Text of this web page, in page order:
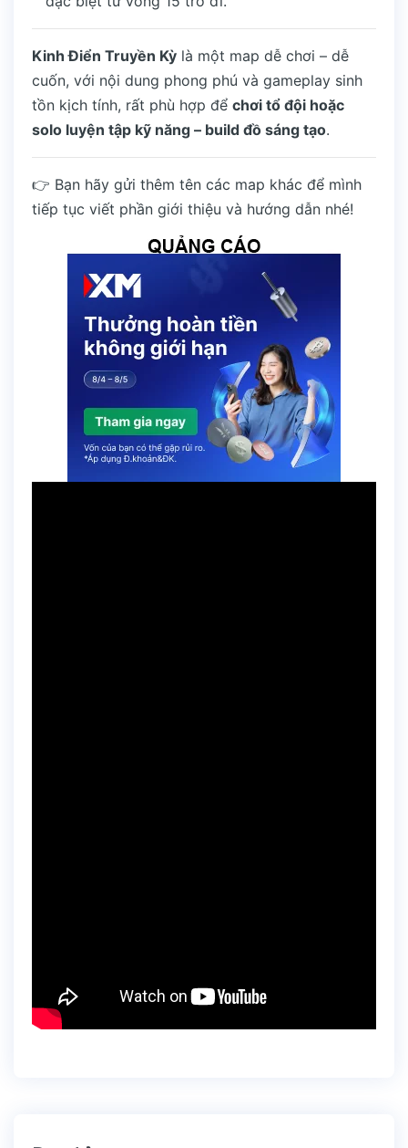
Kinh Điển Truyền Kỳ là một map dễ chơi – dễ
cuốn, với nội dung phong phú và gameplay sinh
tồn kịch tính, rất phù hợp để chơi tổ đội hoặc
solo luyện tập kỹ năng – build đồ sáng tạo.
👉 Bạn hãy gửi thêm tên các map khác để mình
tiếp tục viết phần giới thiệu và hướng dẫn nhé!